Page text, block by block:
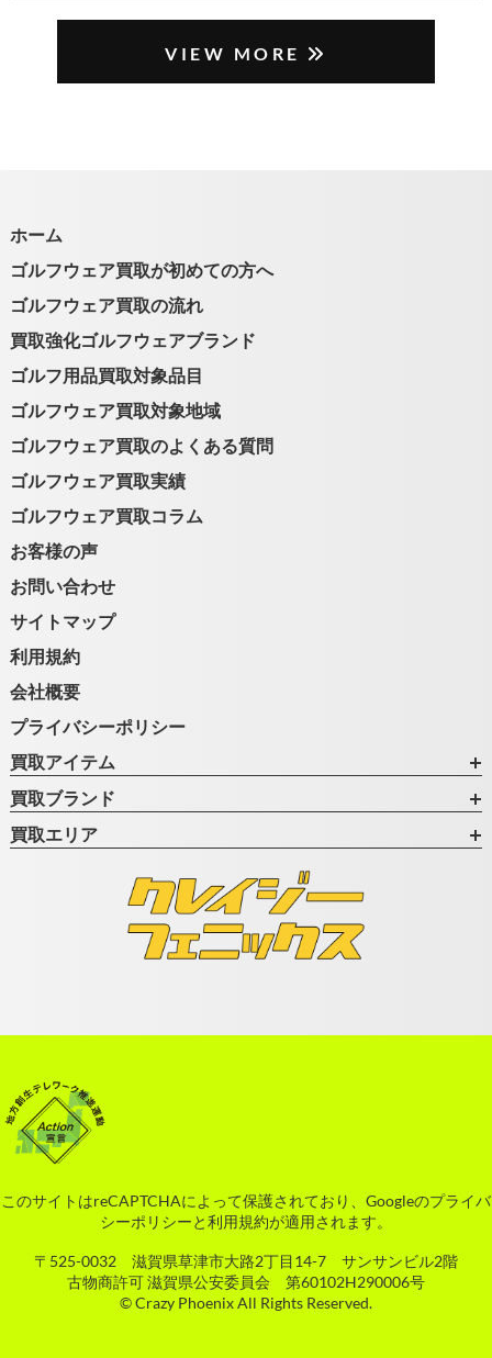
VIEW MORE
ホーム
ゴルフウェア買取が初めての方へ
ゴルフウェア買取の流れ
買取強化ゴルフウェアブランド
ゴルフ用品買取対象品目
ゴルフウェア買取対象地域
ゴルフウェア買取のよくある質問
ゴルフウェア買取実績
ゴルフウェア買取コラム
お客様の声
お問い合わせ
サイトマップ
利用規約
会社概要
プライバシーポリシー
買取アイテム
買取ブランド
買取エリア
このサイトはreCAPTCHAによって保護されており、Googleのプライバ
シーポリシーと利用規約が適用されます。
〒525-0032 滋賀県草津市大路2丁目14-7 サンサンビル2階
古物商許可 滋賀県公安委員会 第60102H290006号
© Crazy Phoenix All Rights Reserved.